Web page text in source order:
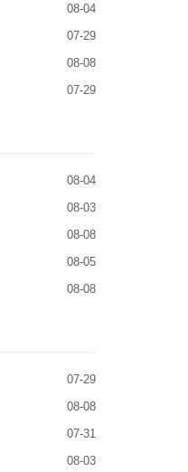
08-04
07-29
08-08
07-29
08-04
08-03
08-08
08-05
08-08
07-29
08-08
07-31
08-03